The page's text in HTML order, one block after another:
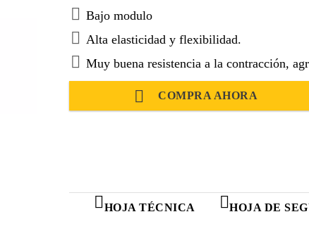
Bajo modulo
Alta elasticidad y flexibilidad.
Muy buena resistencia a la contracción,
COMPRA AHORA
HOJA TÉCNICA HOJA DE